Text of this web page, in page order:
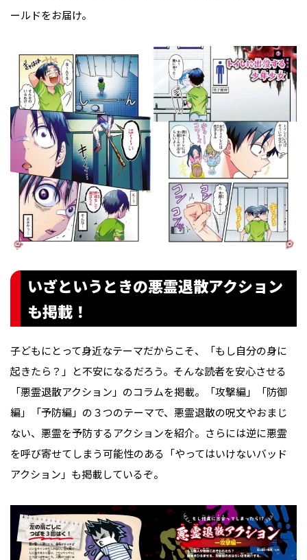
ールドをお届け。
いざというときの悪霊退散アクション
も掲載！
子どもにとって身近なテーマだからこそ、「もし自分の身に
起きたら？」と不安になるだろう。そんな読者を安心させる
「悪霊退散アクション」のコラムを掲載。「攻撃編」「防御
編」「予防編」の３つのテーマで、悪霊退散の呪文やおまじ
ない、悪霊を予防するアクションを紹介。さらには逆に悪霊
を呼び寄せてしまう可能性のある「やってはいけないバッド
アクション」も掲載しているぞ。